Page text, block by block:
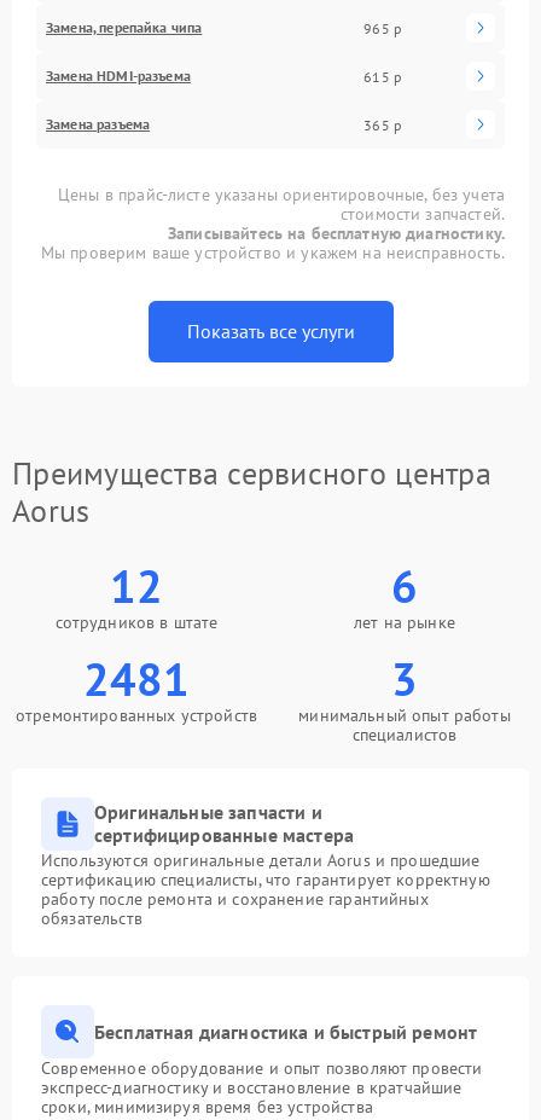
Замена, перепайка чипа 965 р
Замена HDMI-разъема 615 р
Замена разъема 365 р
Цены в прайс-листе указаны ориентировочные, без учета
стоимости запчастей.
Записывайтесь на бесплатную диагностику.
Мы проверим ваше устройство и укажем на неисправность.
Показать все услуги
Преимущества сервисного центра
Aorus
12
сотрудников в штате
6
лет на рынке
2481
отремонтированных устройств
3
минимальный опыт работы
специалистов
Оригинальные запчасти и
сертифицированные мастера
Используются оригинальные детали Aorus и прошедшие
сертификацию специалисты, что гарантирует корректную
работу после ремонта и сохранение гарантийных
обязательств
Бесплатная диагностика и быстрый ремонт
Современное оборудование и опыт позволяют провести
экспресс-диагностику и восстановление в кратчайшие
сроки, минимизируя время без устройства